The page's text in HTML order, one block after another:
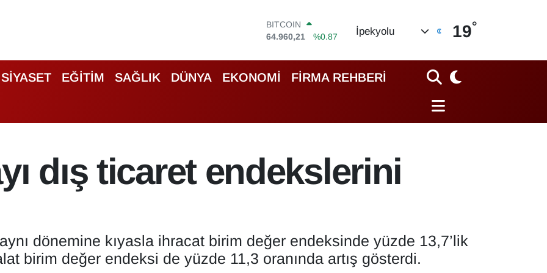
DOLAR
47,7436
%0.18
55,2510
%0.32
STERLİN
64,4811
%0.38
BİST100
64.960,21
%0.87
İpekyolu 19°
SİYASET EĞİTİM SAĞLIK DÜNYA EKONOMİ FİRMA REHBERİ
dış ticaret endekslerini
dönemine kıyasla ihracat birim değer endeksinde yüzde 13,7’lik
birim değer endeksi de yüzde 11,3 oranında artış gösterdi.